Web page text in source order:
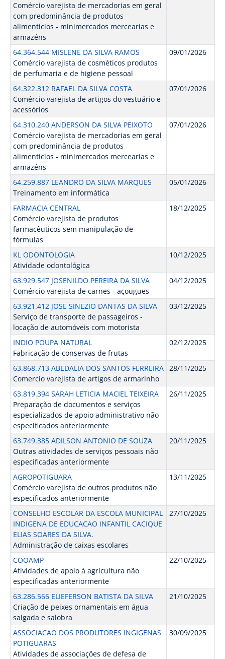
Comércio varejista de mercadorias em geral
com predominância de produtos
alimentícios - minimercados mercearias e
armazéns
64.364.544 MISLENE DA SILVA RAMOS
Comércio varejista de cosméticos produtos
de perfumaria e de higiene pessoal
09/01/2026
64.322.312 RAFAEL DA SILVA COSTA
Comércio varejista de artigos do vestuário e
acessórios
07/01/2026
64.310.240 ANDERSON DA SILVA PEIXOTO
Comércio varejista de mercadorias em geral
com predominância de produtos
alimentícios - minimercados mercearias e
armazéns
07/01/2026
64.259.887 LEANDRO DA SILVA MARQUES
Treinamento em informática
05/01/2026
FARMACIA CENTRAL
Comércio varejista de produtos
farmacêuticos sem manipulação de
fórmulas
18/12/2025
KL ODONTOLOGIA
Atividade odontológica
10/12/2025
63.929.547 JOSENILDO PEREIRA DA SILVA
Comércio varejista de carnes - açougues
04/12/2025
63.921.412 JOSE SINEZIO DANTAS DA SILVA
Serviço de transporte de passageiros -
locação de automóveis com motorista
03/12/2025
INDIO POUPA NATURAL
Fabricação de conservas de frutas
02/12/2025
63.868.713 ABEDALIA DOS SANTOS FERREIRA
Comercio varejista de artigos de armarinho
28/11/2025
63.819.394 SARAH LETICIA MACIEL TEIXEIRA
Preparação de documentos e serviços
especializados de apoio administrativo não
especificados anteriormente
26/11/2025
63.749.385 ADILSON ANTONIO DE SOUZA
Outras atividades de serviços pessoais não
especificadas anteriormente
20/11/2025
AGROPOTIGUARA
Comércio varejista de outros produtos não
especificados anteriormente
13/11/2025
CONSELHO ESCOLAR DA ESCOLA MUNICIPAL
INDIGENA DE EDUCACAO INFANTIL CACIQUE
ELIAS SOARES DA SILVA.
Administração de caixas escolares
27/10/2025
COOAMP
Atividades de apoio à agricultura não
especificadas anteriormente
22/10/2025
63.286.566 ELIEFERSON BATISTA DA SILVA
Criação de peixes ornamentais em água
salgada e salobra
21/10/2025
ASSOCIACAO DOS PRODUTORES INGIGENAS
POTIGUARAS
Atividades de associações de defesa de
30/09/2025